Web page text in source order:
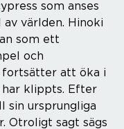
som anses
av världen. Hinoki
som ett
och
fortsätter att öka i
klippts. Efter
sin ursprungliga
Otroligt sagt sägs